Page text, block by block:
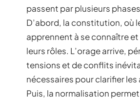
passent par plusieurs
D’abord, la constitution, où
apprennent à se connaître
leurs rôles. L’orage arrive,
tensions et de conflits
nécessaires pour clarifier
Puis, la normalisation